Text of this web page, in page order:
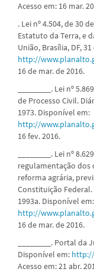
Acesso em: 16 mar.
. Lei nº 4.504, de 30
Estatuto da Terra, e
União, Brasília, DF,
http://
16 de mar. de 2016.
________. Lei nº
de Processo Civil.
1973. Disponível em:
http://
16 fev. 2016.
________. Lei nº
regulamentação dos
reforma agrária,
Constituição Federal.
1993a. Disponível em:
http://
16 de mar. de 2016.
________. Portal
Disponível em:
Acesso em: 21 abr.